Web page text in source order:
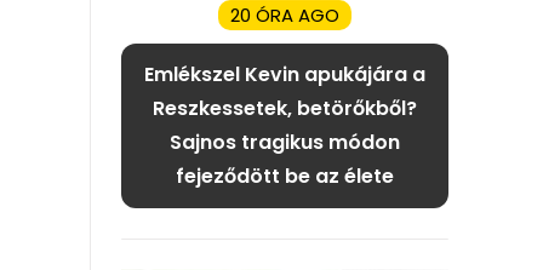
20 ÓRA AGO
Emlékszel Kevin apukájára a
Reszkessetek, betörőkből?
Sajnos tragikus módon
fejeződött be az élete